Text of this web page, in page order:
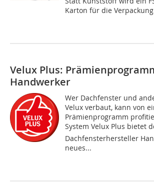
Karton für die
Velux Plus:
Handwerker
Wer Dachfenster und
Velux verbaut, kann von
Prämienprogramm
System Velux Plus bietet
Dachfensterhersteller
neues...